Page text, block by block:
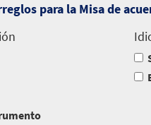
para la Misa de